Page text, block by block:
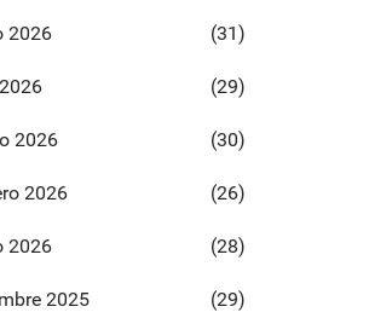
2026 (31)
(29)
2026 (30)
2026 (26)
2026 (28)
2025 (29)